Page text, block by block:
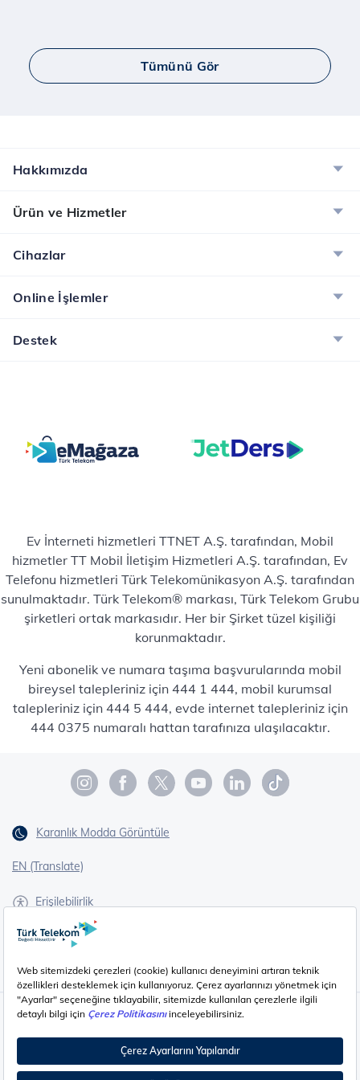
Tümünü Gör
Hakkımızda
Ürün ve Hizmetler
Cihazlar
Online İşlemler
Destek
Ev İnterneti hizmetleri TTNET A.Ş. tarafından, Mobil
hizmetler TT Mobil İletişim Hizmetleri A.Ş. tarafından, Ev
Telefonu hizmetleri Türk Telekomünikasyon A.Ş. tarafından
sunulmaktadır. Türk Telekom® markası, Türk Telekom Grubu
şirketleri ortak markasıdır. Her bir Şirket tüzel kişiliği
korunmaktadır.
Yeni abonelik ve numara taşıma başvurularında mobil
bireysel talepleriniz için 444 1 444, mobil kurumsal
talepleriniz için 444 5 444, evde internet talepleriniz için
444 0375 numaralı hattan tarafınıza ulaşılacaktır.
Karanlık Modda Görüntüle
EN (Translate)
Erişilebilirlik
İşaret Dili Çevirisi
Çerez Ayarları